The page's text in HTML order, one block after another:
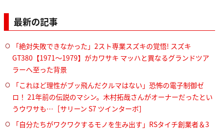
最新の記事
「絶対失敗できなかった」2スト専業スズキの覚悟! スズキ
GT380【1971～1979】がカワサキ マッハと異なるグランドツア
ラーへ至った背景
「これほど理性がブッ飛んだクルマはない」恐怖の電子制御ゼ
ロ！ 21年前の伝説のマシン。木村拓哉さんがオーナーだったとい
うウワサも…［サリーン S7 ツインターボ］
「自分たちがワクワクするモノを生み出す」RSタイチ創業者＆3